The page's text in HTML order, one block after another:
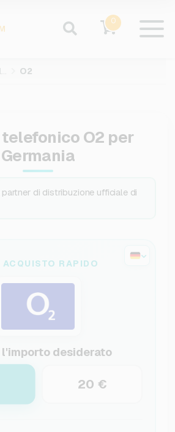
0
Ricariche telefoniche O2
O2 per
Germania
di distribuzione ufficiale di
RAPIDO
desiderato
20 €